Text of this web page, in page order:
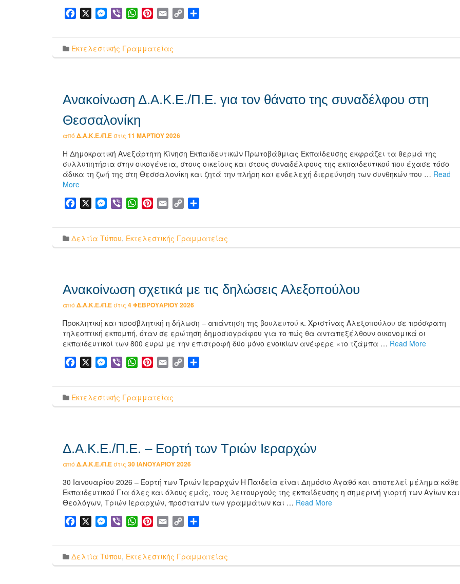
Facebook Messenger
Viber WhatsApp
Pinterest
Email Copy
Εκτελεστικής Γραμματείας
Ανακοίνωση Δ.Α.Κ.Ε./Π.Ε. για τον θάνατο της συναδέλφου στη
Θεσσαλονίκη
από Δ.Α.Κ.Ε./Π.Εστις 11 ΜΑΡΤΊΟΥ 2026
Η Δημοκρατική Ανεξάρτητη Κίνηση Εκπαιδευτικών Πρωτοβάθμιας Εκπαίδευσης εκφράζει τα θερμά της
συλλυπητήρια στην οικογένεια, στους οικείους και στους συναδέλφους της εκπαιδευτικού που έχασε τόσο
άδικα τη ζωή της στη Θεσσαλονίκη και ζητά την πλήρη και ενδελεχή διερεύνηση των συνθηκών που … Read
More
Facebook Messenger
Viber WhatsApp
Pinterest
Email Copy
Δελτία Τύπου, Εκτελεστικής Γραμματείας
Ανακοίνωση σχετικά με τις δηλώσεις Αλεξοπούλου
από Δ.Α.Κ.Ε./Π.Εστις 4 ΦΕΒΡΟΥΑΡΊΟΥ 2026
Προκλητική και προσβλητική η δήλωση – απάντηση της βουλευτού κ. Χριστίνας Αλεξοπούλου σε πρόσφατη
τηλεοπτική εκπομπή, όταν σε ερώτηση δημοσιογράφου για το πώς θα ανταπεξέλθουν οικονομικά οι
εκπαιδευτικοί των 800 ευρώ με την επιστροφή δύο μόνο ενοικίων ανέφερε «το τζάμπα … Read More
Facebook Messenger
Viber WhatsApp
Pinterest
Email Copy
Εκτελεστικής Γραμματείας
Δ.Α.Κ.Ε./Π.Ε. – Εορτή των Τριών Ιεραρχών
από Δ.Α.Κ.Ε./Π.Εστις 30 ΙΑΝΟΥΑΡΊΟΥ 2026
30 Ιανουαρίου 2026 – Εορτή των Τριών Ιεραρχών Η Παιδεία είναι Δημόσιο Αγαθό και αποτελεί μέλημα κάθε
Εκπαιδευτικού Για όλες και όλους εμάς, τους λειτουργούς της εκπαίδευσης η σημερινή γιορτή των Αγίων και
Θεολόγων, Τριών Ιεραρχών, προστατών των γραμμάτων και … Read More
Facebook Messenger
Viber WhatsApp
Pinterest
Email Copy
Δελτία Τύπου, Εκτελεστικής Γραμματείας